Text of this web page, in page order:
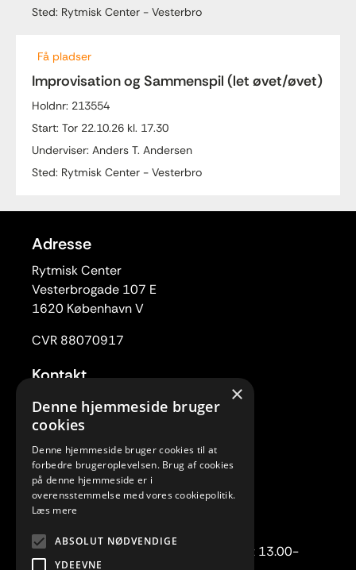
Sted: Rytmisk Center - Vesterbro
Få pladser
Improvisation og Sammenspil (let øvet/øvet)
Holdnr: 213554
Start: Tor 22.10.26 kl. 17.30
Underviser: Anders T. Andersen
Sted: Rytmisk Center - Vesterbro
Adresse
Rytmisk Center
Vesterbrogade 107 E
1620 København V
CVR 88070917
Kontakt
Tlf. 33 22 59 84
Mail:rc@rytmiskcenter.dk
Kontorets åbningstider
Mandag-torsdag kl. 10.00-15.00
Fredag lukket
Telefonisk henvendelse:
Mandag-torsdag kl. 10.00-12.00 samt 13.00-
×
Denne hjemmeside bruger
cookies
Denne hjemmeside bruger cookies til at
forbedre brugeroplevelsen. Brug af cookies
på denne hjemmeside er i
overensstemmelse med vores cookiepolitik.
Læs mere
ABSOLUT NØDVENDIGE
YDEEVNE